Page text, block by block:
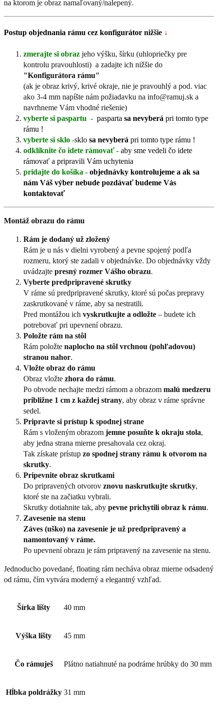
na ktorom je obraz namaľovaný/nalepený.
Postup objednania rámu cez konfigurátor nižšie ↓
zmerajte si obraz jeho výšku, šírku (uhlopriečky pre
kontrolu pravouhlosti) a zadajte ich nižšie do
"Konfigurátora rámu"
(ak je obraz krivý, krivé okraje, nie je pravouhlý a pod. viac
ako 3-4 mm napíšte nám požiadavku na info@ramuj.sk a
navrhneme Vám vhodné riešenie)
vyberte si paspartu - pasparta sa nevyberá pri tomto type
rámu !
vyberte si sklo -sklo sa nevyberá pri tomto type rámu !
odkliknite čo idete rámovať - aby sme vedeli čo idete
rámovať a pripravili Vám uchytenia
pridajte do košíka - objednávky kontrolujeme a ak sa
nám Váš výber nebude pozdávať budeme Vás
kontaktovať
Montáž obrazu do rámu
Rám je dodaný už zložený
Rám je u nás v dielni vyrobený a pevne spojený podľa
rozmeru, ktorý ste zadali v objednávke. Do objednávky vždy
uvádzajte presný rozmer Vášho obrazu.
Vyberte predpripravené skrutky
V ráme sú predpripravené skrutky, ktoré sú počas prepravy
zaskrutkované v ráme, aby sa nestratili.
Pred montážou ich vyskrutkujte a odložte – budete ich
potrebovať pri upevnení obrazu.
Položte rám na stôl
Rám položte naplocho na stôl vrchnou (pohľadovou)
stranou nahor.
Vložte obraz do rámu
Obraz vložte zhora do rámu.
Po obvode nechajte medzi rámom a obrazom malú medzeru
približne 1 cm z každej strany, aby obraz v ráme správne
sedel.
Pripravte si prístup k spodnej strane
Rám s vloženým obrazom jemne posuňte k okraju stola,
aby jedna strana mierne presahovala cez okraj.
Tak získate prístup zo spodnej strany rámu k otvorom na
skrutky.
Pripevnite obraz skrutkami
Do pripravených otvorov znovu naskrutkujte skrutky,
ktoré ste na začiatku vybrali.
Skrutky dotiahnite tak, aby pevne prichytili obraz k rámu.
Zavesenie na stenu
Záves (uško) na zavesenie je už predpripravený a
namontovaný v ráme.
Po upevnení obrazu je rám pripravený na zavesenie na stenu.
Jednoducho povedané, floating rám necháva obraz mierne odsadený
od rámu, čím vytvára moderný a elegantný vzhľad.
Šírka lišty 40 mm
Výška lišty 45 mm
Čo rámuješ Plátno natiahnuté na podráme hrúbky do 30 mm
Hĺbka poldrážky 31 mm